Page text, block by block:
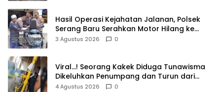
Hasil Operasi Kejahatan Jalanan, Polsek
Serang Baru Serahkan Motor Hilang ke
Pemilik
3 Agustus 2026 0
Viral…! Seorang Kakek Diduga Tunawisma
Dikeluhkan Penumpang dan Turun dari
TransJakarta Karena Bau Badan
4 Agustus 2026 0